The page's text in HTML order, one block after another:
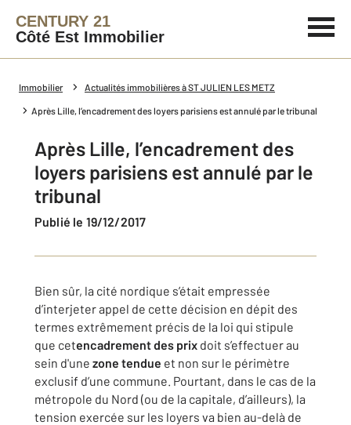
CENTURY 21
Côté Est Immobilier
Immobilier Actualités immobilières à ST JULIEN LES METZ
Après Lille, l’encadrement des loyers parisiens est annulé par le tribunal
Après Lille, l’encadrement des
loyers parisiens est annulé par le
tribunal
Publié le 19/12/2017
Bien sûr, la cité nordique s’était empressée
d’interjeter appel de cette décision en dépit des
termes extrêmement précis de la loi qui stipule
que cetencadrement des prix doit s’effectuer au
sein d'une zone tendue et non sur le périmètre
exclusif d’une commune. Pourtant, dans le cas de la
métropole du Nord (ou de la capitale, d’ailleurs), la
tension exercée sur les loyers va bien au-delà de